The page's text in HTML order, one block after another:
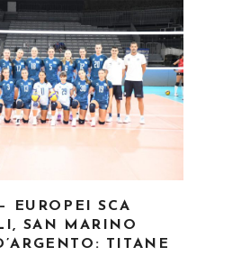
EUROPEI SCA
SAN MARINO
TITANE